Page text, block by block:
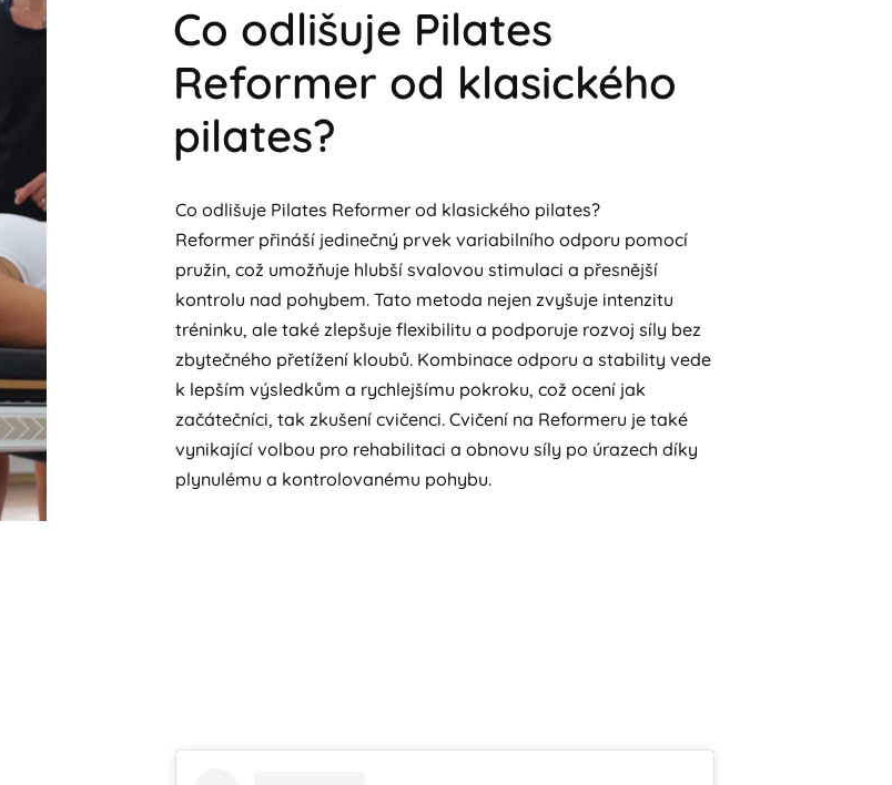
Co odlišuje Pilates
Reformer od klasického
pilates?
Co odlišuje Pilates Reformer od klasického pilates?
Reformer přináší jedinečný prvek variabilního odporu pomocí
pružin, což umožňuje hlubší svalovou stimulaci a přesnější
kontrolu nad pohybem. Tato metoda nejen zvyšuje intenzitu
tréninku, ale také zlepšuje flexibilitu a podporuje rozvoj síly bez
zbytečného přetížení kloubů. Kombinace odporu a stability vede
k lepším výsledkům a rychlejšímu pokroku, což ocení jak
začátečníci, tak zkušení cvičenci. Cvičení na Reformeru je také
vynikající volbou pro rehabilitaci a obnovu síly po úrazech díky
plynulému a kontrolovanému pohybu.